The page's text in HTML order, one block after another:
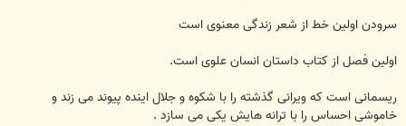
سرودن اولین خط از شعر زندگی معنوی است
اولین فصل از کتاب داستان انسان علوی است.
ریسمانی است که ویرانی گذشته را با شکوه و جلال اینده پیوند می زند و
خاموشی احساس را با ترانه هایش یکی می سازد .